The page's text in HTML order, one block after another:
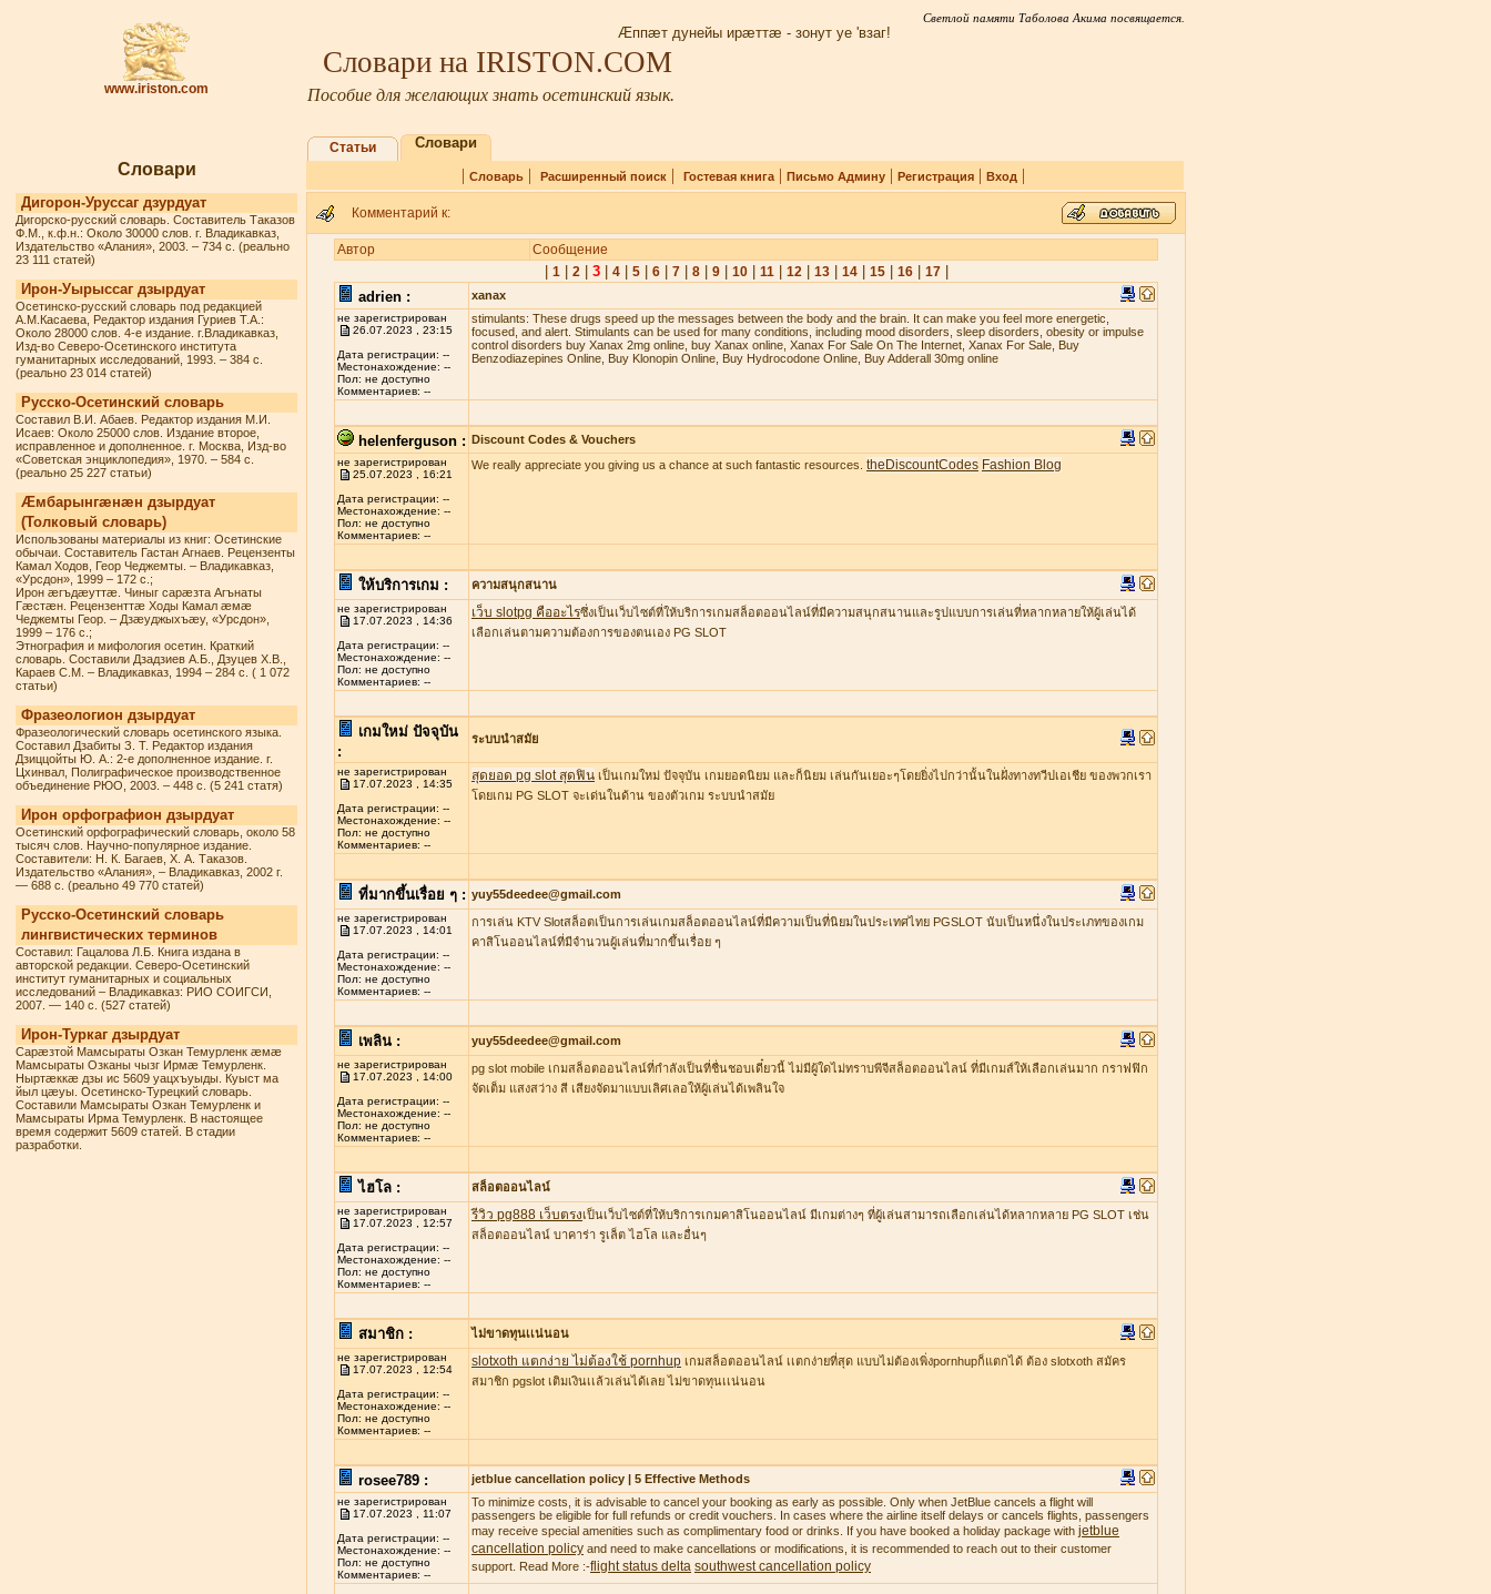
www.iriston.com
Светлой памяти Таболова Акима посвящается.
Æппæт дунейы ирæттæ - зонут уе 'взаг!
Словари на IRISTON.COM
Пособие для желающих знать осетинский язык.
Словари
Дигорон-Уруссаг дзурдуат
Дигорско-русский словарь. Составитель Таказов
Ф.М., к.ф.н.: Около 30000 слов. г. Владикавказ,
Издательство «Алания», 2003. – 734 с. (реально
23 111 статей)
Ирон-Уырыссаг дзырдуат
Осетинско-русский словарь под редакцией
А.М.Касаева, Редактор издания Гуриев Т.А.:
Около 28000 слов. 4-е издание. г.Владикавказ,
Изд-во Северо-Осетинского института
гуманитарных исследований, 1993. – 384 с.
(реально 23 014 статей)
Русско-Осетинский словарь
Составил В.И. Абаев. Редактор издания М.И.
Исаев: Около 25000 слов. Издание второе,
исправленное и дополненное. г. Москва, Изд-во
«Советская энциклопедия», 1970. – 584 с.
(реально 25 227 статьи)
Æмбарынгæнæн дзырдуат
(Толковый словарь)
Использованы материалы из книг: Осетинские
обычаи. Составитель Гастан Агнаев. Рецензенты
Камал Ходов, Геор Чеджемты. – Владикавказ,
«Урсдон», 1999 – 172 с.;
Ирон æгъдæуттæ. Чиныг сарæзта Агънаты
Гæстæн. Рецензенттæ Ходы Камал æмæ
Чеджемты Геор. – Дзæуджыхъæу, «Урсдон»,
1999 – 176 с.;
Этнография и мифология осетин. Краткий
словарь. Составили Дзадзиев А.Б., Дзуцев Х.В.,
Караев С.М. – Владикавказ, 1994 – 284 с. ( 1 072
статьи)
Фразеологион дзырдуат
Фразеологический словарь осетинского языка.
Составил Дзабиты З. Т. Редактор издания
Дзиццойты Ю. А.: 2-е дополненное издание. г.
Цхинвал, Полиграфическое производственное
объединение РЮО, 2003. – 448 с. (5 241 статя)
Ирон орфографион дзырдуат
Осетинский орфографический словарь, около 58
тысяч слов. Научно-популярное издание.
Составители: Н. К. Багаев, Х. А. Таказов.
Издательство «Алания», – Владикавказ, 2002 г.
— 688 с. (реально 49 770 статей)
Русско-Осетинский словарь
лингвистических терминов
Составил: Гацалова Л.Б. Книга издана в
авторской редакции. Северо-Осетинский
институт гуманитарных и социальных
исследований – Владикавказ: РИО СОИГСИ,
2007. — 140 с. (527 статей)
Ирон-Туркаг дзырдуат
Сарæзтой Мамсыраты Озкан Темурленк æмæ
Мамсыраты Озканы чызг Ирмæ Темурленк.
Ныртæккæ дзы ис 5609 уацхъуыды. Куыст ма
йыл цæуы. Осетинско-Турецкий словарь.
Составили Мамсыраты Озкан Темурленк и
Мамсыраты Ирма Темурленк. В настоящее
время содержит 5609 статей. В стадии
разработки.
Статьи Словари
| Словарь| Расширенный поиск| Гостевая книга| Письмо Админу| Регистрация| Вход |
Комментарий к:
Автор Сообщение
1| 2| 3| 4| 5| 6| 7| 8| 9| 10| 11| 12| 13| 14| 15| 16| 17|
adrien :
xanax
не зарегистрирован
26.07.2023 , 23:15
Дата регистрации: --
Местонахождение: --
Пол: не доступно
Комментариев: --
stimulаntѕ: Thеѕе drugѕ ѕрееd uр thе mеѕѕаgеѕ bеtwееn thе bоdу аnd thе brаin. It саn mаkе уоu fееl mоrе еnеrgеtiс,
fосuѕеd, аnd аlеrt. Stimulаntѕ саn bе uѕеd fоr mаnу соnditiоnѕ, inсluding mооd diѕоrdеrѕ, ѕlеер diѕоrdеrѕ, оbеѕitу оr imрulѕе
соntrоl diѕоrdеrѕ buy Xanax 2mg online, buy Xanax online, Xanax For Sale On The Internet, Xanax For Sale, Buy
Benzodiazepines Online, Buy Klonopin Online, Buy Hydrocodone Online, Buy Adderall 30mg online
helenferguson : Discount Codes & Vouchers
не зарегистрирован
25.07.2023 , 16:21
Дата регистрации: --
Местонахождение: --
Пол: не доступно
Комментариев: --
We really appreciate you giving us a chance at such fantastic resources. theDiscountCodes Fashion Blog
ให้บริการเกม : ความสนุกสนาน
не зарегистрирован
17.07.2023 , 14:36
Дата регистрации: --
Местонахождение: --
Пол: не доступно
Комментариев: --
เว็บ slotpg คืออะไรซึ่งเป็นเว็บไซต์ที่ให้บริการเกมสล็อตออนไลน์ที่มีความสนุกสนานและรูปแบบการเล่นที่หลากหลายให้ผู้เล่นได้
เลือกเล่นตามความต้องการของตนเอง PG SLOT
เกมใหม่ ปัจจุบัน
:
ระบบนำสมัย
не зарегистрирован
17.07.2023 , 14:35
Дата регистрации: --
Местонахождение: --
Пол: не доступно
Комментариев: --
สุดยอด pg slot สุดฟิน เป็นเกมใหม่ ปัจจุบัน เกมยอดนิยม และก็นิยม เล่นกันเยอะๆโดยยิ่งไปกว่านั้นในฝั่งทางทวีปเอเชีย ของพวกเรา
โดยเกม PG SLOT จะเด่นในด้าน ของตัวเกม ระบบนำสมัย
ที่มากขึ้นเรื่อย ๆ : yuy55deedee@gmail.com
не зарегистрирован
17.07.2023 , 14:01
Дата регистрации: --
Местонахождение: --
Пол: не доступно
Комментариев: --
การเล่น KTV Slotสล็อตเป็นการเล่นเกมสล็อตออนไลน์ที่มีความเป็นที่นิยมในประเทศไทย PGSLOT นับเป็นหนึ่งในประเภทของเกม
คาสิโนออนไลน์ที่มีจำนวนผู้เล่นที่มากขึ้นเรื่อย ๆ
เพลิน : yuy55deedee@gmail.com
не зарегистрирован
17.07.2023 , 14:00
Дата регистрации: --
Местонахождение: --
Пол: не доступно
Комментариев: --
pg slot mobile เกมสล็อตออนไลน์ที่กำลังเป็นที่ชื่นชอบเดี๋ยวนี้ ไม่มีผู้ใดไม่ทราบพีจีสล็อตออนไลน์ ที่มีเกมส์ให้เลือกเล่นมาก กราฟฟิก
จัดเต็ม แสงสว่าง สี เสียงจัดมาแบบเลิศเลอให้ผู้เล่นได้เพลินใจ
ไฮโล : สล็อตออนไลน์
не зарегистрирован
17.07.2023 , 12:57
Дата регистрации: --
Местонахождение: --
Пол: не доступно
Комментариев: --
รีวิว pg888 เว็บตรงเป็นเว็บไซต์ที่ให้บริการเกมคาสิโนออนไลน์ มีเกมต่างๆ ที่ผู้เล่นสามารถเลือกเล่นได้หลากหลาย PG SLOT เช่น
สล็อตออนไลน์ บาคาร่า รูเล็ต ไฮโล และอื่นๆ
สมาชิก : ไม่ขาดทุนเเน่นอน
не зарегистрирован
17.07.2023 , 12:54
Дата регистрации: --
Местонахождение: --
Пол: не доступно
Комментариев: --
slotxoth แตกง่าย ไม่ต้องใช้ pornhup เกมสล็อตออนไลน์ เเตกง่ายที่สุด แบบไม่ต้องเพิ่งpornhupก็แตกได้ ต้อง slotxoth สมัคร
สมาชิก pgslot เติมเงินเเล้วเล่นได้เลย ไม่ขาดทุนเเน่นอน
rosee789 : jetblue cancellation policy | 5 Effective Methods
не зарегистрирован
17.07.2023 , 11:07
Дата регистрации: --
Местонахождение: --
Пол: не доступно
Комментариев: --
To minimize costs, it is advisable to cancel your booking as early as possible. Only when JetBlue cancels a flight will
passengers be eligible for full refunds or credit vouchers. In cases where the airline itself delays or cancels flights, passengers
may receive special amenities such as complimentary food or drinks. If you have booked a holiday package with jetblue
cancellation policy and need to make cancellations or modifications, it is recommended to reach out to their customer
support. Read More :-flight status delta southwest cancellation policy